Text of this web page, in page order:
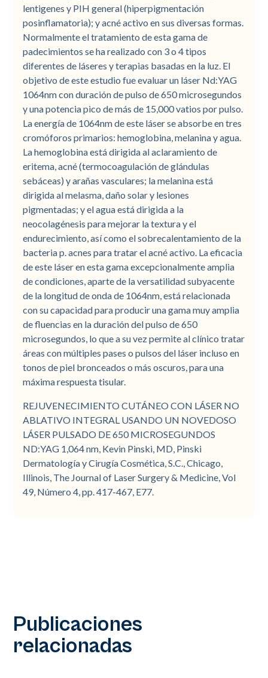
lentigenes y PIH general (hiperpigmentación
posinflamatoria); y acné activo en sus diversas formas.
Normalmente el tratamiento de esta gama de
padecimientos se ha realizado con 3 o 4 tipos
diferentes de láseres y terapias basadas en la luz. El
objetivo de este estudio fue evaluar un láser Nd:YAG
1064nm con duración de pulso de 650 microsegundos
y una potencia pico de más de 15,000 vatios por pulso.
La energía de 1064nm de este láser se absorbe en tres
cromóforos primarios: hemoglobina, melanina y agua.
La hemoglobina está dirigida al aclaramiento de
eritema, acné (termocoagulación de glándulas
sebáceas) y arañas vasculares; la melanina está
dirigida al melasma, daño solar y lesiones
pigmentadas; y el agua está dirigida a la
neocolagénesis para mejorar la textura y el
endurecimiento, así como el sobrecalentamiento de la
bacteria p. acnes para tratar el acné activo. La eficacia
de este láser en esta gama excepcionalmente amplia
de condiciones, aparte de la versatilidad subyacente
de la longitud de onda de 1064nm, está relacionada
con su capacidad para producir una gama muy amplia
de fluencias en la duración del pulso de 650
microsegundos, lo que a su vez permite al clínico tratar
áreas con múltiples pases o pulsos del láser incluso en
tonos de piel bronceados o más oscuros, para una
máxima respuesta tisular.
REJUVENECIMIENTO CUTÁNEO CON LÁSER NO
ABLATIVO INTEGRAL USANDO UN NOVEDOSO
LÁSER PULSADO DE 650 MICROSEGUNDOS
ND:YAG 1,064 nm, Kevin Pinski, MD, Pinski
Dermatología y Cirugía Cosmética, S.C., Chicago,
Illinois, The Journal of Laser Surgery & Medicine, Vol
49, Número 4, pp. 417-467, E77.
Publicaciones
relacionadas